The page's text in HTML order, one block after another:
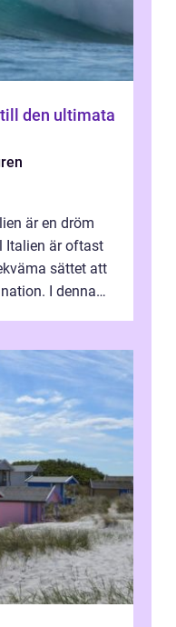
den ultimata
är en dröm
Italien är oftast
sättet att
I denna